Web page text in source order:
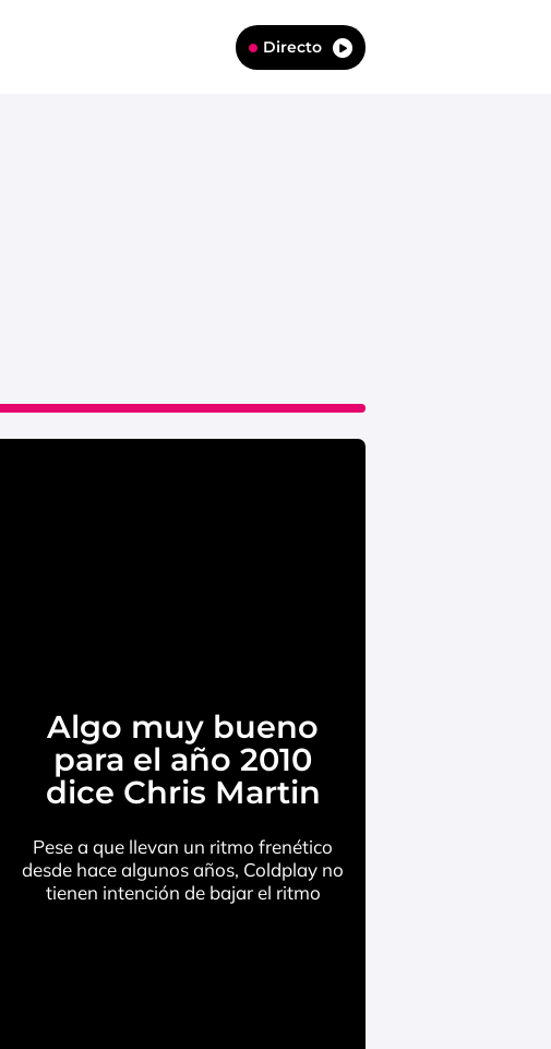
Directo
Algo muy bueno
para el año 2010
dice Chris Martin
Pese a que llevan un ritmo frenético
desde hace algunos años, Coldplay no
tienen intención de bajar el ritmo